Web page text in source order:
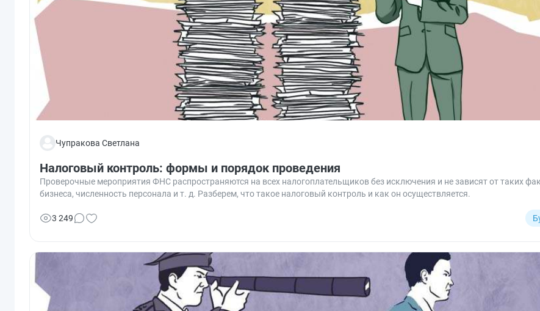
Чупракова Светлана
Налоговый контроль: формы и порядок проведения
Проверочные мероприятия ФНС распространяются на всех налогоплательщиков без исключения и не зависят от таких
бизнеса, численность персонала и т. д. Разберем, что такое налоговый контроль и как он осуществляется.
3 249